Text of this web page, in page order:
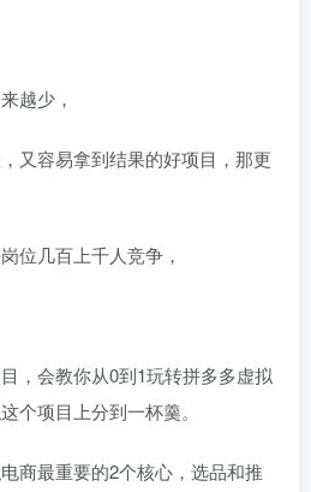
越少，
又容易拿到结果的好项目，那更
位几百上千人竞争，
，会教你从0到1玩转拼多多虚拟
个项目上分到一杯羹。
商最重要的2个核心，选品和推